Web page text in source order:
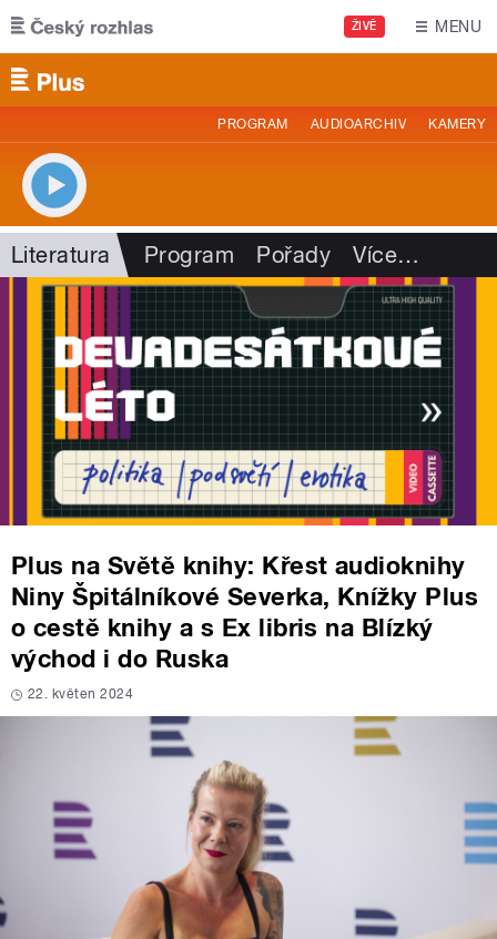
Přejít k hlavnímu obsahu
ŽIVĚ MENU
PROGRAM AUDIOARCHIV KAMERY
Literatura Program Pořady Více…
Plus na Světě knihy: Křest audioknihy
Niny Špitálníkové Severka, Knížky Plus
o cestě knihy a s Ex libris na Blízký
východ i do Ruska
22. květen 2024